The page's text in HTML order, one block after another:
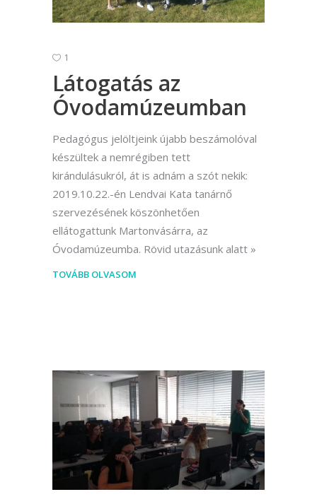
1
Látogatás az
Óvodamúzeumban
Pedagógus jelöltjeink újabb beszámolóval
készültek a nemrégiben tett
kirándulásukról, át is adnám a szót nekik:
2019.10.22.-én Lendvai Kata tanárnő
szervezésének köszönhetően
ellátogattunk Martonvásárra, az
Óvodamúzeumba. Rövid utazásunk alatt
TOVÁBB OLVASOM